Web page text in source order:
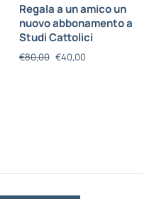
Regala a un amico un
nuovo abbonamento a
Studi Cattolici
€80,00 €40,00